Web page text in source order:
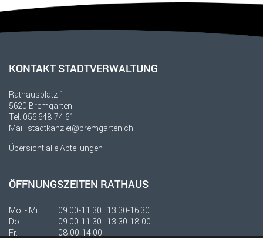
Fusszeile
KONTAKT STADTVERWALTUNG
Rathausplatz 1
5620 Bremgarten
Tel. 056 648 74 61
Mail. stadtkanzlei@bremgarten.ch
Übersicht alle Abteilungen
ÖFFNUNGSZEITEN RATHAUS
Mo. - Mi.
09:00-11:30 13:30-16:30
Do.
09:00-11:30 13:30-18:00
Fr.
08:00-14:00